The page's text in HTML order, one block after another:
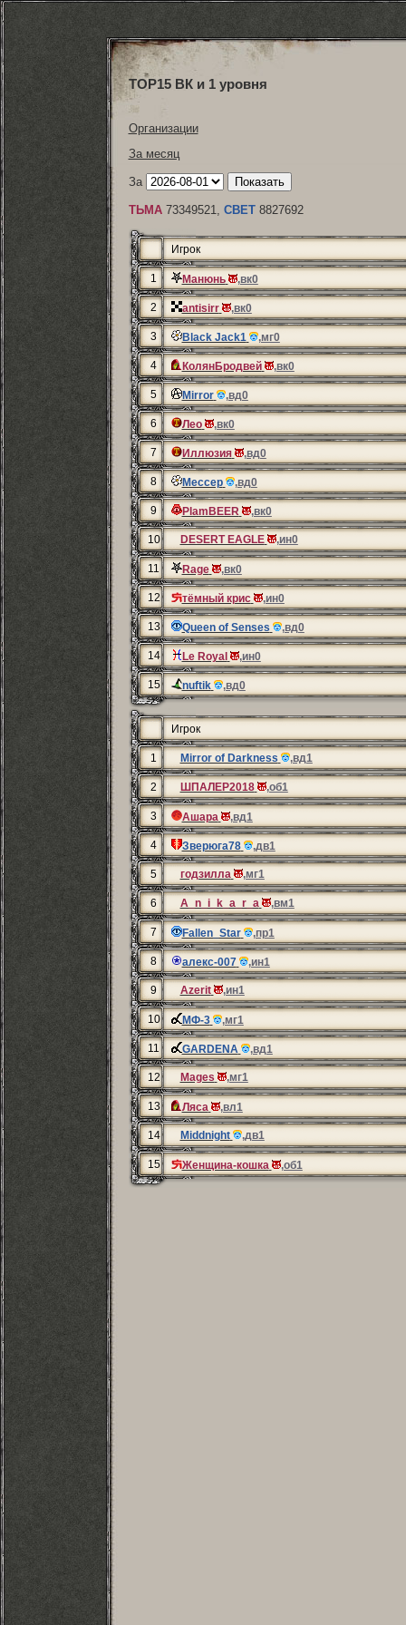
ТОP15 ВК и 1 уровня
Организации
За месяц
За
ТЬМА73349521, СВЕТ8827692
Игрок
1 Манюнь ,вк0
2 antisirr ,вк0
3 Black Jack1 ,мг0
4 КолянБродвей ,вк0
5 Mirror ,вд0
6 Лео ,вк0
7 Иллюзия ,вд0
8 Мессер ,вд0
9 PlamBEER ,вк0
10 DESERT EAGLE ,ин0
11 Rage ,вк0
12 тёмный крис ,ин0
13 Queen of Senses ,вд0
14 Le Royal ,ин0
15 nuftik ,вд0
Игрок
1 Mirror of Darkness ,вд1
2 ШПАЛЕР2018 ,об1
3 Ашара ,вд1
4 Зверюга78 ,дв1
5 годзилла ,мг1
6 A_n_i_k_a_r_a ,вм1
7 Fallen_Star ,пр1
8 алекс-007 ,ин1
9 Azerit ,ин1
10 МФ-3 ,мг1
11 GARDENA ,вд1
12 Mages ,мг1
13 Ляса ,вл1
14 Middnight ,дв1
15 Женщина-кошка ,об1